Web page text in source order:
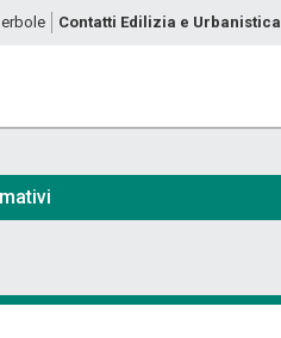
Contatti Edilizia e Urbanistica